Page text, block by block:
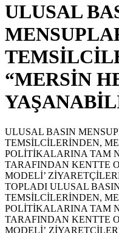
ULUSAL
“MERSİN
ULUSAL BASIN
TEMSİLCİLERİNDEN,
POLİTİKALARINA TAM
TARAFINDAN KENTTE
MODELİ’
TOPLADI ULUSAL
TEMSİLCİLERİNDEN,
POLİTİKALARINA TAM
TARAFINDAN KENTTE
MODELİ’